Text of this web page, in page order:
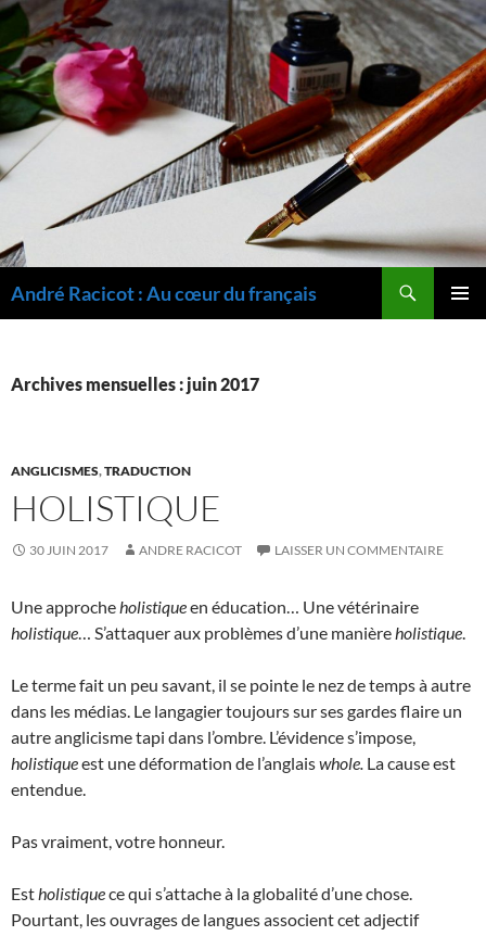
André Racicot : Au cœur du français
Archives mensuelles : juin 2017
ANGLICISMES,TRADUCTION
HOLISTIQUE
30 JUIN 2017 ANDRE RACICOT LAISSER UN COMMENTAIRE
Une approcheholistiqueen éducation… Une vétérinaire
holistique… S’attaquer aux problèmes d’une manièreholistique.
Le terme fait un peu savant, il se pointe le nez de temps à autre
dans les médias. Le langagier toujours sur ses gardes flaire un
autre anglicisme tapi dans l’ombre. L’évidence s’impose,
holistiqueest une déformation de l’anglaiswhole. La cause est
entendue.
Pas vraiment, votre honneur.
Estholistiquece qui s’attache à la globalité d’une chose.
Pourtant, les ouvrages de langues associent cet adjectif